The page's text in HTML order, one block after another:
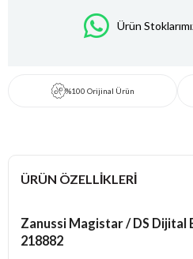
Ürün
%100 Orijinal Ürün
ÜRÜN ÖZELLIKLERI
Zanussi Magistar / DS Dijital
218882